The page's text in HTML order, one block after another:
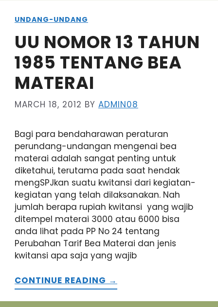
UNDANG-UNDANG
UU NOMOR 13 TAHUN
1985 TENTANG BEA
MATERAI
MARCH 18, 2012 BY ADMIN08
Bagi para bendaharawan peraturan
perundang-undangan mengenai bea
materai adalah sangat penting untuk
diketahui, terutama pada saat hendak
mengSPJkan suatu kwitansi dari kegiatan-
kegiatan yang telah dilaksanakan. Nah
jumlah berapa rupiah kwitansi yang wajib
ditempel materai 3000 atau 6000 bisa
anda lihat pada PP No 24 tentang
Perubahan Tarif Bea Materai dan jenis
kwitansi apa saja yang wajib
CONTINUE READING →